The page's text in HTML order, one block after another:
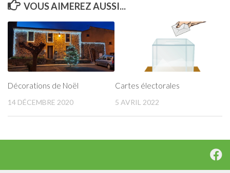
VOUS AIMEREZ AUSSI...
Décorations de Noël
14 DÉCEMBRE 2020
Cartes électorales
5 AVRIL 2022